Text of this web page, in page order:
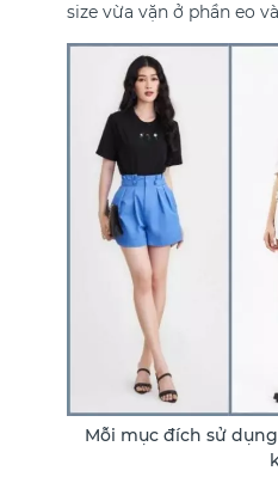
size vừa vặn ở phần eo
Mỗi mục đích sử